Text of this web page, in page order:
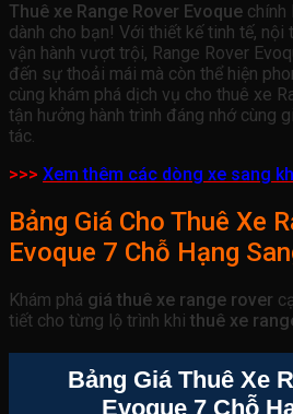
Thuê xe Range Rover Evoque chính
dành cho bạn! Với thiết kế tinh tế, nội
vận hành vượt trội, Range Rover
đến sự thoải mái mà còn thể hiện
cùng khám phá dịch vụ cho thuê xe
tận hưởng hành trình đáng nhớ cùng
tác.
>>> Xem thêm các dòng xe sang
Bảng Giá Cho Thuê Xe
Evoque 7 Chỗ Hạng
Khám phá giá thuê xe range rover
tiết cho từng lộ trình khi thuê xe
Bảng Giá Thuê Xe
Evoque 7 Chỗ